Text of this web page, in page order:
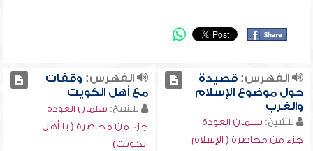
الفهرس:قصيدة
حول موضوع الإسلام
والغرب
للشيخ: سلمان العودة
جزء من محاضرة ( الإسلام
الفهرس: وقفات
مع أهل الكويت
للشيخ: سلمان العودة
جزء من محاضرة ( يا أهل
الكويت)